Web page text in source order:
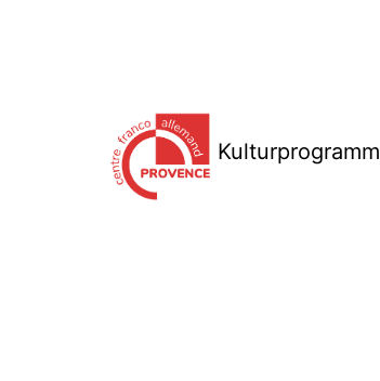
Kulturprogramm